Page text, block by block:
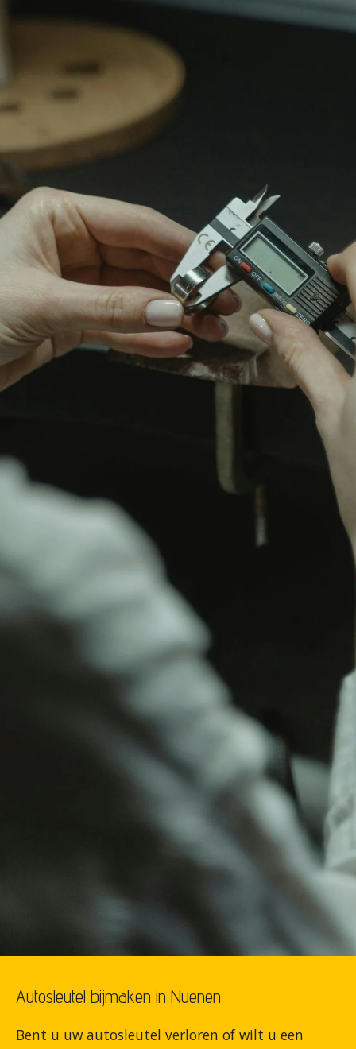
Autosleutel bijmaken in Nuenen
Bent u uw autosleutel verloren of wilt u een